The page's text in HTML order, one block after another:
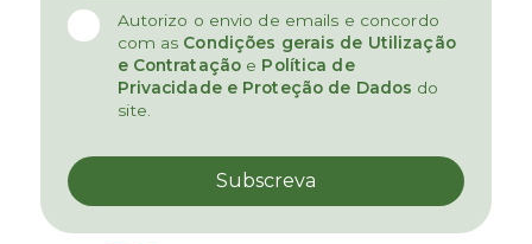
Autorizo o envio de emails e concordo
com as Condições gerais de Utilização
e Contratação e Política de
Privacidade e Proteção de Dados do
site.